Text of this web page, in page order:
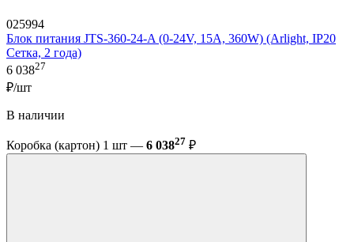
025994
Блок питания JTS-360-24-A (0-24V, 15A, 360W) (Arlight, IP20
Сетка, 2 года)
6 03827
₽/шт
В наличии
Коробка (картон) 1 шт — 6 03827 ₽